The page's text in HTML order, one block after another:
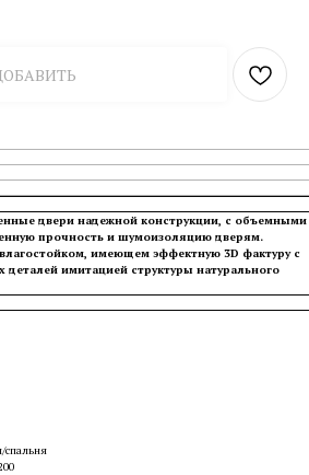
двери надежной конструкции, с объемными
прочность и шумоизоляцию дверям.
имеющем эффектную 3D фактуру с
имитацией структуры натурального
спальня